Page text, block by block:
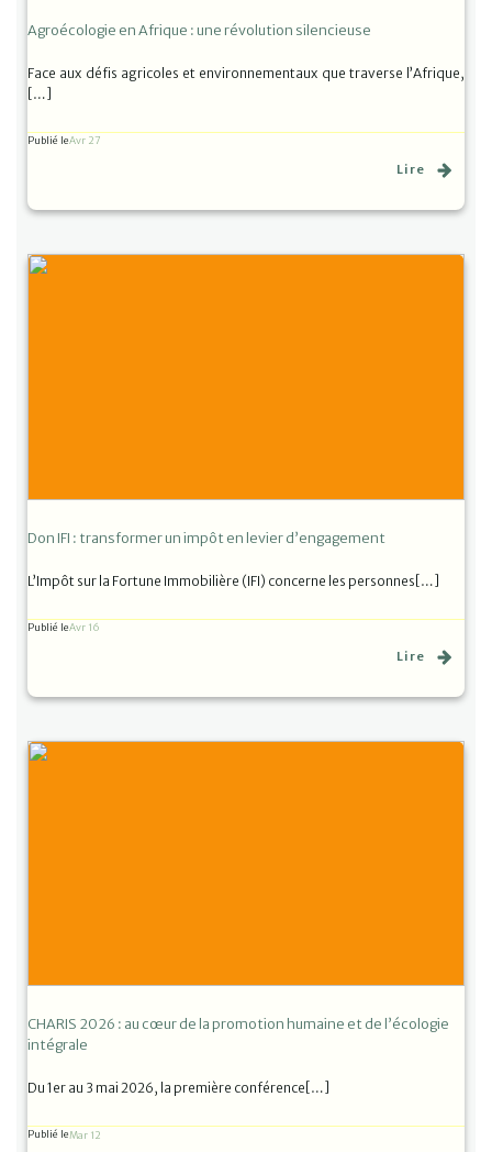
Agroécologie en Afrique : une révolution silencieuse
Face aux défis agricoles et environnementaux que traverse l’Afrique,
[…]
Publié leAvr 27
Lire
Don IFI : transformer un impôt en levier d’engagement
L’Impôt sur la Fortune Immobilière (IFI) concerne les personnes[…]
Publié leAvr 16
Lire
CHARIS 2026 : au cœur de la promotion humaine et de l’écologie
intégrale
Du 1er au 3 mai 2026, la première conférence[…]
Publié leMar 12